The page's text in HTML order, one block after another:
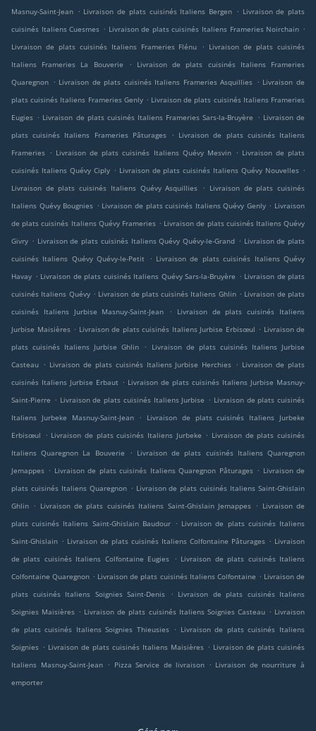
Masnuy-Saint-Jean . Livraison de plats cuisinés Italiens Bergen . Livraison de plats
cuisinés Italiens Cuesmes . Livraison de plats cuisinés Italiens Frameries Noirchain .
Livraison de plats cuisinés Italiens Frameries Flénu
. Livraison de plats cuisinés
Italiens Frameries La Bouverie
.
Livraison de plats cuisinés Italiens Frameries
Quaregnon . Livraison de plats cuisinés Italiens Frameries Asquillies . Livraison de
plats cuisinés Italiens Frameries Genly . Livraison de plats cuisinés Italiens Frameries
Eugies . Livraison de plats cuisinés Italiens Frameries Sars-la-Bruyère . Livraison de
plats cuisinés Italiens Frameries Pâturages
. Livraison de plats cuisinés Italiens
Frameries . Livraison de plats cuisinés Italiens Quévy Mesvin . Livraison de plats
cuisinés Italiens Quévy Ciply . Livraison de plats cuisinés Italiens Quévy Nouvelles .
Livraison de plats cuisinés Italiens Quévy Asquillies
. Livraison de plats cuisinés
Italiens Quévy Bougnies . Livraison de plats cuisinés Italiens Quévy Genly . Livraison
de plats cuisinés Italiens Quévy Frameries . Livraison de plats cuisinés Italiens Quévy
Givry . Livraison de plats cuisinés Italiens Quévy Quévy-le-Grand . Livraison de plats
cuisinés Italiens Quévy Quévy-le-Petit
. Livraison de plats cuisinés Italiens Quévy
Havay . Livraison de plats cuisinés Italiens Quévy Sars-la-Bruyère . Livraison de plats
cuisinés Italiens Quévy . Livraison de plats cuisinés Italiens Ghlin . Livraison de plats
cuisinés Italiens Jurbise Masnuy-Saint-Jean
.
Livraison de plats cuisinés Italiens
Jurbise Maisières . Livraison de plats cuisinés Italiens Jurbise Erbisœul . Livraison de
plats cuisinés Italiens Jurbise Ghlin
.
Livraison de plats cuisinés Italiens Jurbise
Casteau . Livraison de plats cuisinés Italiens Jurbise Herchies . Livraison de plats
cuisinés Italiens Jurbise Erbaut . Livraison de plats cuisinés Italiens Jurbise Masnuy-
Saint-Pierre . Livraison de plats cuisinés Italiens Jurbise . Livraison de plats cuisinés
Italiens Jurbeke Masnuy-Saint-Jean
.
Livraison de plats cuisinés Italiens Jurbeke
Erbisœul
. Livraison de plats cuisinés Italiens Jurbeke . Livraison de plats cuisinés
Italiens Quaregnon La Bouverie
. Livraison de plats cuisinés Italiens Quaregnon
Jemappes . Livraison de plats cuisinés Italiens Quaregnon Pâturages . Livraison de
plats cuisinés Italiens Quaregnon . Livraison de plats cuisinés Italiens Saint-Ghislain
Ghlin . Livraison de plats cuisinés Italiens Saint-Ghislain Jemappes . Livraison de
plats cuisinés Italiens Saint-Ghislain Baudour . Livraison de plats cuisinés Italiens
Saint-Ghislain . Livraison de plats cuisinés Italiens Colfontaine Pâturages . Livraison
de plats cuisinés Italiens Colfontaine Eugies
. Livraison de plats cuisinés Italiens
Colfontaine Quaregnon . Livraison de plats cuisinés Italiens Colfontaine . Livraison de
plats cuisinés Italiens Soignies Saint-Denis
. Livraison de plats cuisinés Italiens
Soignies Maisières . Livraison de plats cuisinés Italiens Soignies Casteau . Livraison
de plats cuisinés Italiens Soignies Thieusies . Livraison de plats cuisinés Italiens
Soignies . Livraison de plats cuisinés Italiens Maisières . Livraison de plats cuisinés
Italiens Masnuy-Saint-Jean
. Pizza Service de livraison . Livraison de nourriture à
emporter